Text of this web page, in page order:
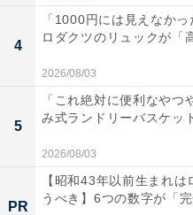
4
「1000円には見えなか
ロダクツのリュックが「
2026/08/03
5
「これ絶対に便利なやつ
み式ランドリーバスケッ
2026/08/03
PR
【昭和43年以前生まれ
うべき】6つの数字が「